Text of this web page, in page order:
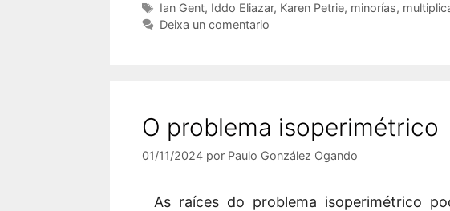
Etiquetas
Ian Gent, Iddo Eliazar, Karen Petrie, minorías,
Deixa un comentario
O problema isoperimétrico
01/11/2024 por Paulo González Ogando
As raíces do problema isoperimétrico